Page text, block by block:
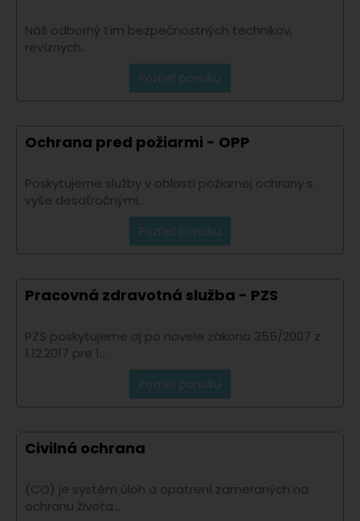
Náš odborný tím bezpečnostných technikov,
revíznych..
Pozrieť ponuku
Ochrana pred požiarmi - OPP
Poskytujeme služby v oblasti požiarnej ochrany s
vyše desaťročnými...
Pozrieť ponuku
Pracovná zdravotná služba - PZS
PZS poskytujeme aj po novele zákona 355/2007 z
1.12.2017 pre 1...
Pozrieť ponuku
Civilná ochrana
(CO) je systém úloh a opatrení zameraných na
ochranu života...